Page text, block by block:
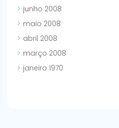
junho 2008
maio 2008
abril 2008
março 2008
janeiro 1970